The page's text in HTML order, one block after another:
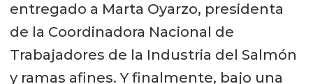
entregado a Marta Oyarzo, presidenta
de la Coordinadora Nacional de
Trabajadores de la Industria del Salmón
y ramas afines. Y finalmente, bajo una